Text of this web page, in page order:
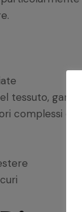
tessuto,
complessi e